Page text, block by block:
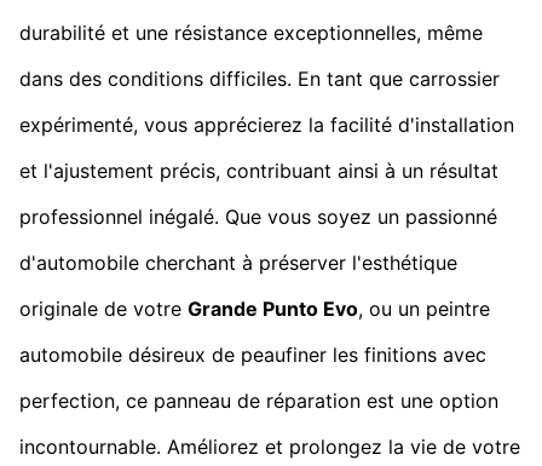
durabilité et une résistance exceptionnelles, même
dans des conditions difficiles. En tant que carrossier
expérimenté, vous apprécierez la facilité d'installation
et l'ajustement précis, contribuant ainsi à un résultat
professionnel inégalé. Que vous soyez un passionné
d'automobile cherchant à préserver l'esthétique
originale de votre Grande Punto Evo, ou un peintre
automobile désireux de peaufiner les finitions avec
perfection, ce panneau de réparation est une option
incontournable. Améliorez et prolongez la vie de votre